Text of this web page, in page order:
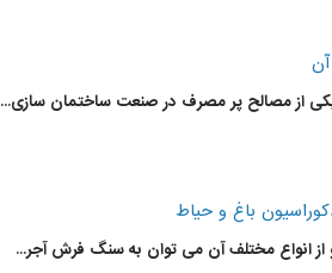
از مصالح پر مصرف در صنعت ساختمان سازی...
باغ و حیاط
انواع مختلف آن می توان به سنگ فرش آجر...